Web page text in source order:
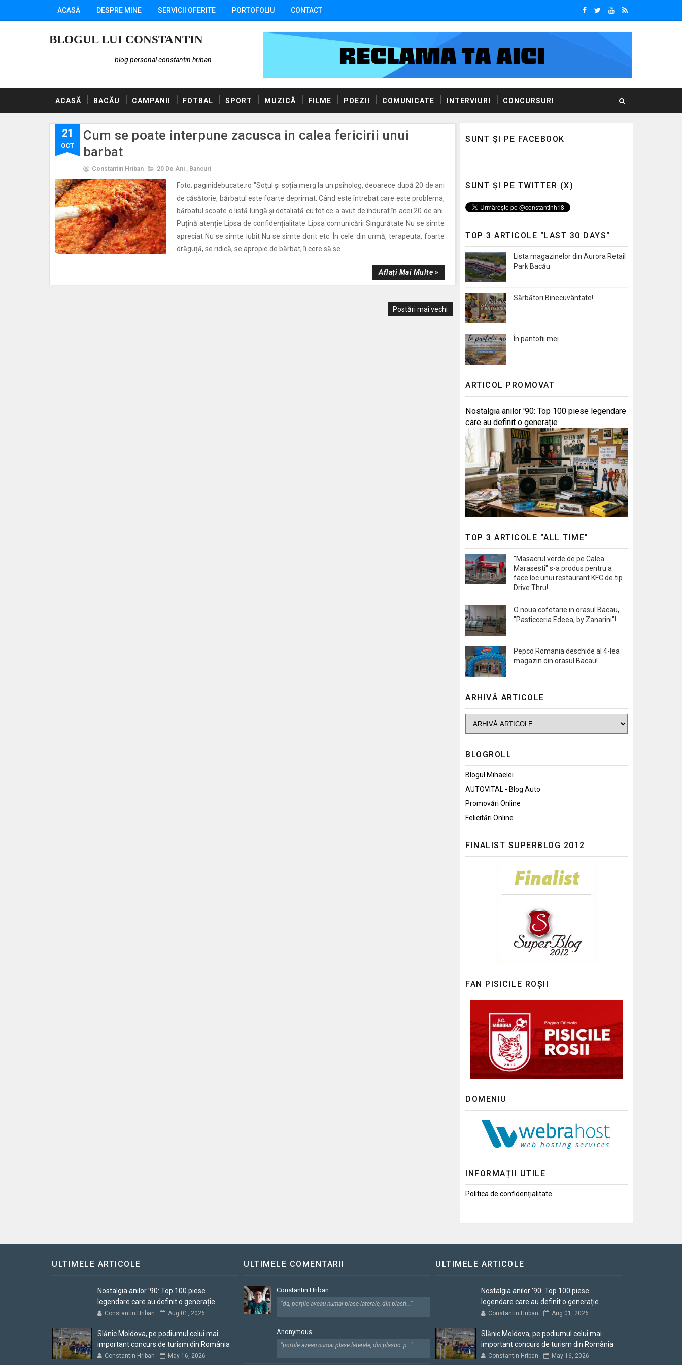
ACASĂ DESPRE MINE SERVICII OFERITE PORTOFOLIU CONTACT
BLOGUL LUI CONSTANTIN
blog personal constantin hriban
ACASĂ BACĂU CAMPANII FOTBAL SPORT MUZICĂ FILME POEZII COMUNICATE INTERVIURI CONCURSURI
21
OCT
Cum se poate interpune zacusca in calea fericirii unui
barbat
Constantin Hriban 20 De Ani , Bancuri
Foto: paginidebucate.ro "Soțul și soția merg la un psiholog, deoarece după 20 de ani
de căsătorie, bărbatul este foarte deprimat. Când este întrebat care este problema,
bărbatul scoate o listă lungă și detaliată cu tot ce a avut de îndurat în acei 20 de ani:
Puțină atenție Lipsa de confidențialitate Lipsa comunicării Singurătate Nu se simte
apreciat Nu se simte iubit Nu se simte dorit etc. În cele din urmă, terapeuta, foarte
drăguță, se ridică, se apropie de bărbat, îi cere să se...
Aflați Mai Multe »
Postări mai vechi
SUNT ȘI PE FACEBOOK
SUNT ȘI PE TWITTER (X)
TOP 3 ARTICOLE "LAST 30 DAYS"
Lista magazinelor din Aurora Retail
Park Bacău
Sărbători Binecuvântate!
În pantofii mei
ARTICOL PROMOVAT
Nostalgia anilor '90: Top 100 piese legendare
care au definit o generație
TOP 3 ARTICOLE "ALL TIME"
"Masacrul verde de pe Calea
Marasesti" s-a produs pentru a
face loc unui restaurant KFC de tip
Drive Thru!
O noua cofetarie in orasul Bacau,
"Pasticceria Edeea, by Zanarini"!
Pepco Romania deschide al 4-lea
magazin din orasul Bacau!
ARHIVĂ ARTICOLE
BLOGROLL
Blogul Mihaelei
AUTOVITAL - Blog Auto
Promovări Online
Felicitări Online
FINALIST SUPERBLOG 2012
FAN PISICILE ROȘII
DOMENIU
INFORMAȚII UTILE
Politica de confidențialitate
ULTIMELE ARTICOLE
Nostalgia anilor '90: Top 100 piese
legendare care au definit o generație
Constantin Hriban Aug 01, 2026
Slănic Moldova, pe podiumul celui mai
important concurs de turism din România
Constantin Hriban May 16, 2026
ULTIMELE COMENTARII
Constantin Hriban
"da, porțile aveau numai plase laterale, din plasti..."
Anonymous
"portile aveau numai plase laterale, din plastic. p..."
ULTIMELE ARTICOLE
Nostalgia anilor '90: Top 100 piese
legendare care au definit o generație
Constantin Hriban Aug 01, 2026
Slănic Moldova, pe podiumul celui mai
important concurs de turism din România
Constantin Hriban May 16, 2026